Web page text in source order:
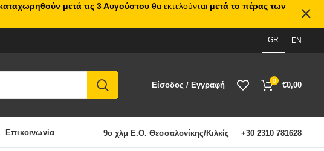
GR EN
Είσοδος / Εγγραφή 0 €0,00
Επικοινωνία 9ο χλμ Ε.Ο. Θεσσαλονίκης/Κιλκίς +30 2310 781628
μετά τις 3 Αυγούστου θα εκτελούνται μετά το πέρας των